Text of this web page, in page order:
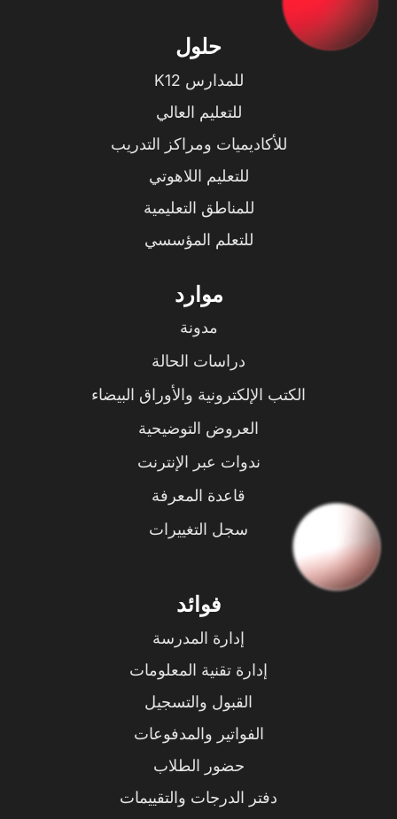
حلول
للمدارس K12
للتعليم العالي
للأكاديميات ومراكز التدريب
للتعليم اللاهوتي
للمناطق التعليمية
للتعلم المؤسسي
موارد
مدونة
دراسات الحالة
الكتب الإلكترونية والأوراق البيضاء
العروض التوضيحية
ندوات عبر الإنترنت
قاعدة المعرفة
سجل التغييرات
فوائد
إدارة المدرسة
إدارة تقنية المعلومات
القبول والتسجيل
الفواتير والمدفوعات
حضور الطلاب
دفتر الدرجات والتقييمات